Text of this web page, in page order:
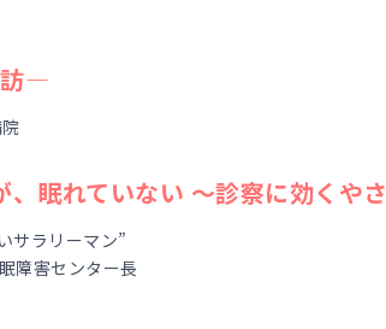
訪―
眠れていない 〜診察に効くや
サラリーマン”
障害センター長